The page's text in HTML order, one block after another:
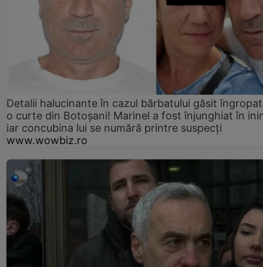
Detalii halucinante în cazul bărbatului găsit
o curte din Botoșani! Marinel a fost înjunghiat în
iar concubina lui se numără printre suspecți
www.wowbiz.ro